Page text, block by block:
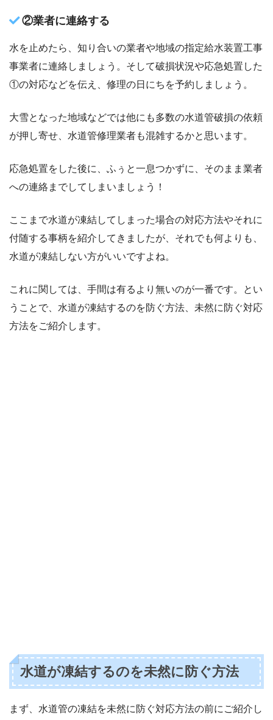
②業者に連絡する
水を止めたら、知り合いの業者や地域の指定給水装置工事
事業者に連絡しましょう。そして破損状況や応急処置した
①の対応などを伝え、修理の日にちを予約しましょう。
大雪となった地域などでは他にも多数の水道管破損の依頼
が押し寄せ、水道管修理業者も混雑するかと思います。
応急処置をした後に、ふぅと一息つかずに、そのまま業者
への連絡までしてしまいましょう！
ここまで水道が凍結してしまった場合の対応方法やそれに
付随する事柄を紹介してきましたが、それでも何よりも、
水道が凍結しない方がいいですよね。
これに関しては、手間は有るより無いのが一番です。とい
うことで、水道が凍結するのを防ぐ方法、未然に防ぐ対応
方法をご紹介します。
水道が凍結するのを未然に防ぐ方法
まず、水道管の凍結を未然に防ぐ対応方法の前にご紹介し